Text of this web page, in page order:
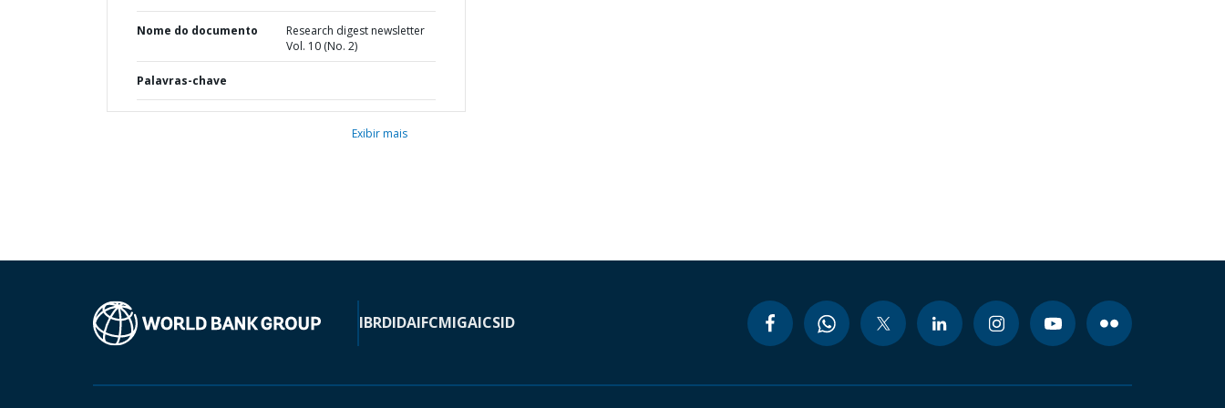
Nome do documento
Research digest newsletter
Vol. 10 (No. 2)
Palavras-chave
Exibir mais
IBRDIDAIFCMIGAICSID